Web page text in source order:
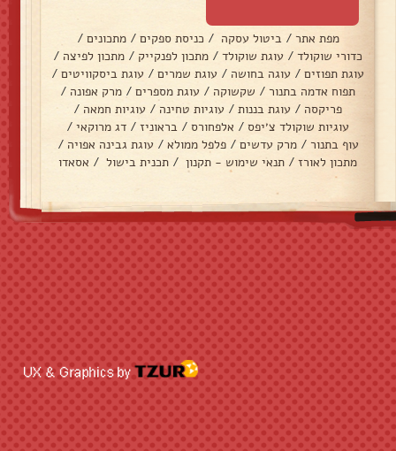
מפת אתר / ביטול עסקה / כניסת ספקים / מתכונים /
כדורי שוקולד / עוגת שוקולד / מתכון לפנקייק / מתכון לפיצה /
עוגת תפוזים / עוגה בחושה / עוגת שמרים / עוגת ביסקוויטים /
תפוח אדמה בתנור / שקשוקה / עוגת מספרים / מרק אפונה /
פריקסה / עוגת בננות / עוגיות טחינה / עוגיות חמאה /
עוגיות שוקולד צ׳יפס / אלפחורס / בראוניז / דג מרוקאי /
עוף בתנור / מרק עדשים / פלפל ממולא / עוגת גבינה אפויה /
מתכון לאורז / תנאי שימוש - תקנון / תכנית בישול / אסאדו